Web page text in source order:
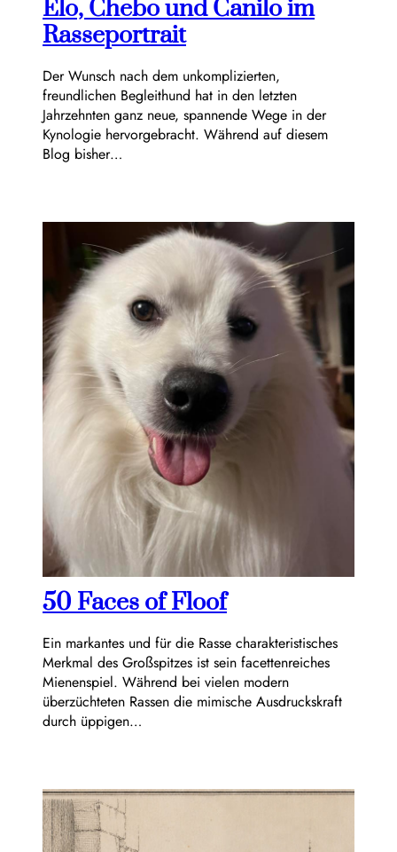
Elo, Chebo und Canilo im
Rasseportrait
Der Wunsch nach dem unkomplizierten,
freundlichen Begleithund hat in den letzten
Jahrzehnten ganz neue, spannende Wege in der
Kynologie hervorgebracht. Während auf diesem
Blog bisher…
50 Faces of Floof
Ein markantes und für die Rasse charakteristisches
Merkmal des Großspitzes ist sein facettenreiches
Mienenspiel. Während bei vielen modern
überzüchteten Rassen die mimische Ausdruckskraft
durch üppigen…